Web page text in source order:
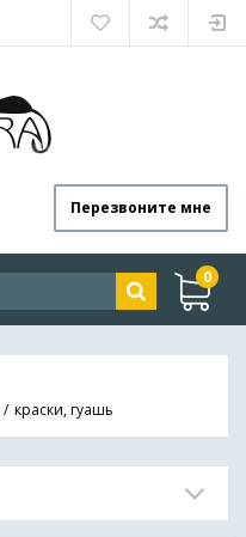
Перезвоните мне
0
краски, гуашь